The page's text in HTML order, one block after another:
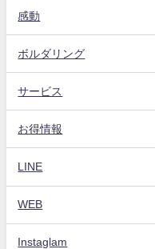
感動
ボルダリング
サービス
お得情報
LINE
WEB
Instaglam